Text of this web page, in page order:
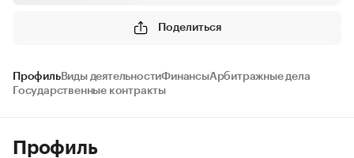
Поделиться
ПрофильВиды деятельностиФинансыАрбитражные дела
Государственные контракты
Профиль